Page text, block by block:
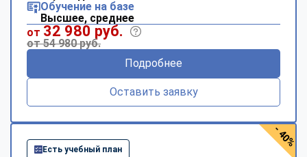
Обучение на базе
Высшее, среднее
от 32 980 руб.
от 54 980 руб.
Подробнее
Оставить заявку
Есть учебный план
- 40%